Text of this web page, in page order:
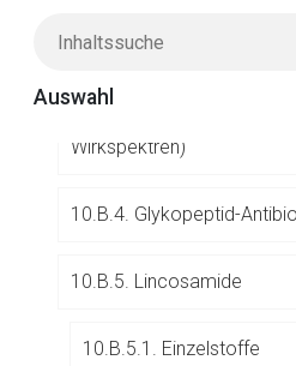
Auswahl
10.B.2. Betalactam-
Wirkspektren)
10.B.4. Glykopeptid-
10.B.5. Lincosamide
10.B.5.1. Einzelstoffe